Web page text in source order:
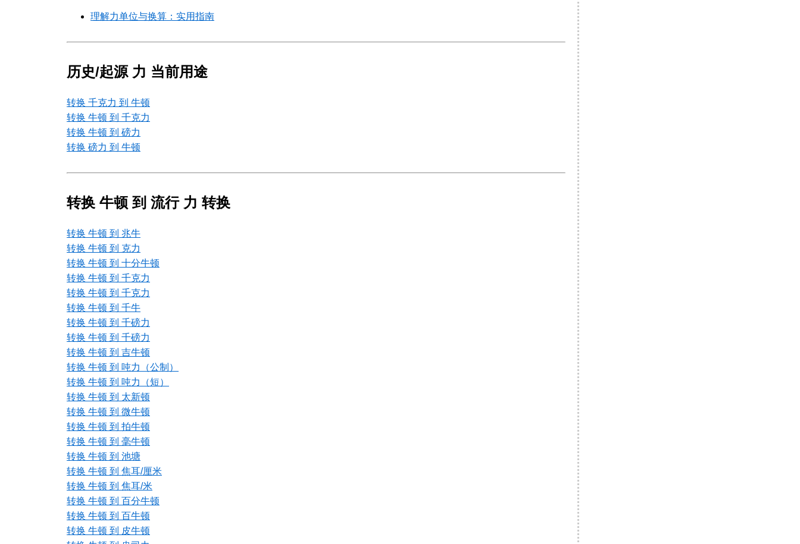
理解力单位与换算：实用指南
历史/起源 力 当前用途
转换 千克力 到 牛顿
转换 牛顿 到 千克力
转换 牛顿 到 磅力
转换 磅力 到 牛顿
转换 牛顿 到 流行 力 转换
转换 牛顿 到 兆牛
转换 牛顿 到 克力
转换 牛顿 到 十分牛顿
转换 牛顿 到 千克力
转换 牛顿 到 千克力
转换 牛顿 到 千牛
转换 牛顿 到 千磅力
转换 牛顿 到 千磅力
转换 牛顿 到 吉牛顿
转换 牛顿 到 吨力（公制）
转换 牛顿 到 吨力（短）
转换 牛顿 到 太新顿
转换 牛顿 到 微牛顿
转换 牛顿 到 拍牛顿
转换 牛顿 到 毫牛顿
转换 牛顿 到 池塘
转换 牛顿 到 焦耳/厘米
转换 牛顿 到 焦耳/米
转换 牛顿 到 百分牛顿
转换 牛顿 到 百牛顿
转换 牛顿 到 皮牛顿